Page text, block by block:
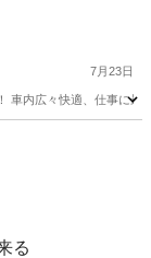
7月23日
車内広々快適、仕事
る